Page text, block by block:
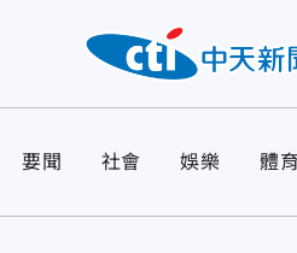
要聞 社會 娛樂 體育